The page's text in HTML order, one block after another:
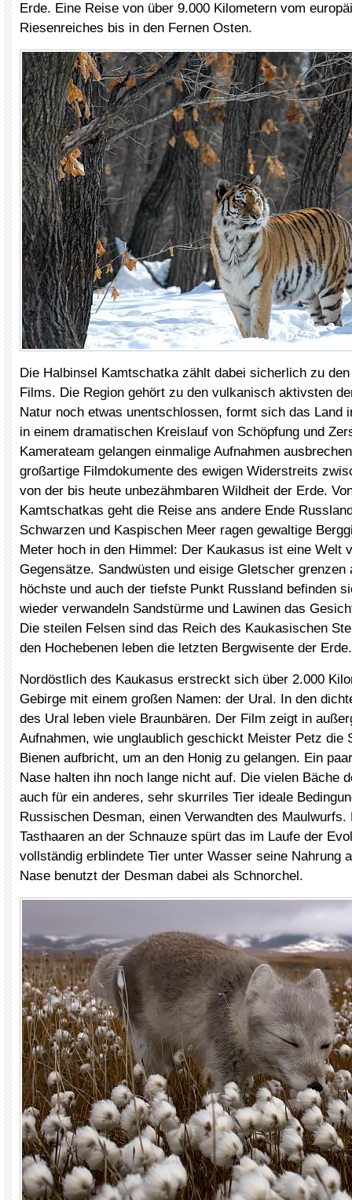
Erde. Eine Reise von über 9.000 Kilometern vom
Riesenreiches bis in den Fernen Osten.
Die Halbinsel Kamtschatka zählt dabei sicherlich zu
Films. Die Region gehört zu den vulkanisch aktivsten
Natur noch etwas unentschlossen, formt sich das Land
in einem dramatischen Kreislauf von Schöpfung und
Kamerateam gelangen einmalige Aufnahmen
großartige Filmdokumente des ewigen Widerstreits
von der bis heute unbezähmbaren Wildheit der Erde.
Kamtschatkas geht die Reise ans andere Ende
Schwarzen und Kaspischen Meer ragen gewaltige
Meter hoch in den Himmel: Der Kaukasus ist eine Welt
Gegensätze. Sandwüsten und eisige Gletscher grenzen
höchste und auch der tiefste Punkt Russland befinden
wieder verwandeln Sandstürme und Lawinen das
Die steilen Felsen sind das Reich des Kaukasischen
den Hochebenen leben die letzten Bergwisente der Erde.
Nordöstlich des Kaukasus erstreckt sich über 2.000
Gebirge mit einem großen Namen: der Ural. In den
des Ural leben viele Braunbären. Der Film zeigt in
Aufnahmen, wie unglaublich geschickt Meister Petz die
Bienen aufbricht, um an den Honig zu gelangen. Ein
Nase halten ihn noch lange nicht auf. Die vielen Bäche
auch für ein anderes, sehr skurriles Tier ideale
Russischen Desman, einen Verwandten des Maulwurfs.
Tasthaaren an der Schnauze spürt das im Laufe der
vollständig erblindete Tier unter Wasser seine Nahrung
Nase benutzt der Desman dabei als Schnorchel.